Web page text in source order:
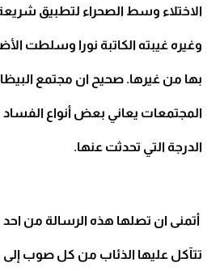
الاختلاء وسط الصحراء لتطبيق
وغيره غيبته الكاتبة نورا وسلطت
بها من غيرها. صحيح ان مجتمع
المجتمعات يعاني بعض أنواع
الدرجة التي تحدثت عنها.
أتمنى ان تصلها هذه الرسالة من
تتآكل عليها الذئاب من كل صوب إلى